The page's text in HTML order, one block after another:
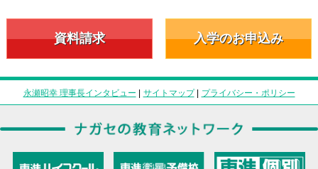
資料請求 入学のお申込み
永瀬昭幸 理事長インタビュー | サイトマップ| プライバシー・ポリシー